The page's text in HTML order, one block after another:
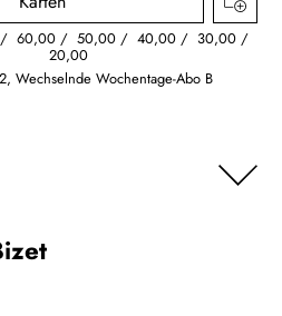
60,00 50,00 40,00 30,00
20,00
Wechselnde Wochentage-Abo B